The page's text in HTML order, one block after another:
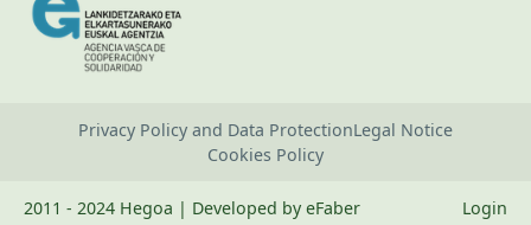
Privacy Policy and Data ProtectionLegal Notice
Cookies Policy
2011 - 2024 Hegoa | Developed by eFaber Login